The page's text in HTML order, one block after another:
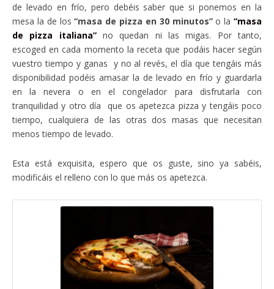
de levado en frío, pero debéis saber que si ponemos en la
mesa la de los“masa de pizza en 30 minutos”o la“masa
de pizza italiana”no quedan ni las migas. Por tanto,
escoged en cada momento la receta que podáis hacer según
vuestro tiempo y ganas y no al revés, el día que tengáis más
disponibilidad podéis amasar la de levado en frío y guardarla
en la nevera o en el congelador para disfrutarla con
tranquilidad y otro día que os apetezca pizza y tengáis poco
tiempo, cualquiera de las otras dos masas que necesitan
menos tiempo de levado.
Esta está exquisita, espero que os guste, sino ya sabéis,
modificáis el relleno con lo que más os apetezca.